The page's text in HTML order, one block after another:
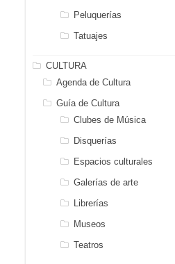
Peluquerías
Tatuajes
CULTURA
Agenda de Cultura
Guía de Cultura
Clubes de Música
Disquerías
Espacios culturales
Galerías de arte
Librerías
Museos
Teatros